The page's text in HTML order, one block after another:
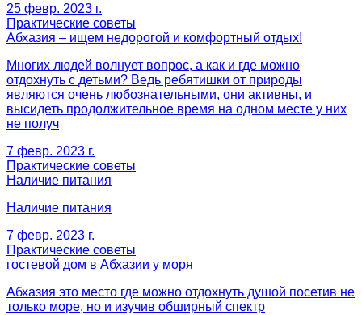
25 февр. 2023 г.
Практические советы
Абхазия – ищем недорогой и комфортный отдых!
Многих людей волнует вопрос, а как и где можно
отдохнуть с детьми? Ведь ребятишки от природы
являются очень любознательными, они активны, и
высидеть продолжительное время на одном месте у них
не получ
7 февр. 2023 г.
Практические советы
Наличие питания
Наличие питания
7 февр. 2023 г.
Практические советы
гостевой дом в Абхазии у моря
Абхазия это место где можно отдохнуть душой посетив не
только море, но и изучив обширный спектр